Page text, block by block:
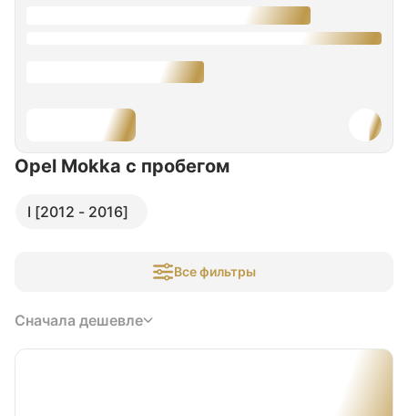
Opel Mokka с пробегом
I [2012 - 2016]
Все фильтры
Сначала дешевле